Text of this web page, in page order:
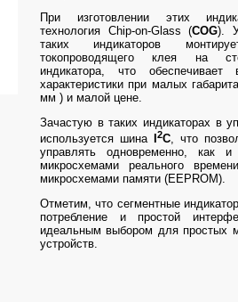
При изготовлении этих
технология Chip-on-Glass (COG).
таких индикаторов
токопроводящего клея на
индикатора, что обеспечивает
характеристики при малых
мм ) и малой цене.
Зачастую в таких индикаторах в
используется шина
2C, что
управлять одновременно, как
микросхемами реального
микросхемами памяти (EEPROM).
Отметим, что сегментные
потребление и простой
идеальным выбором для простых
устройств.